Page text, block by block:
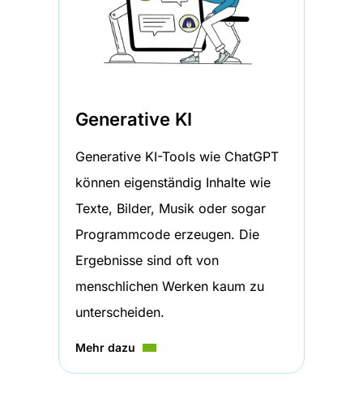
Generative KI
Generative KI-Tools wie ChatGPT
können eigenständig Inhalte wie
Texte, Bilder, Musik oder sogar
Programmcode erzeugen. Die
Ergebnisse sind oft von
menschlichen Werken kaum zu
unterscheiden.
Mehr dazu